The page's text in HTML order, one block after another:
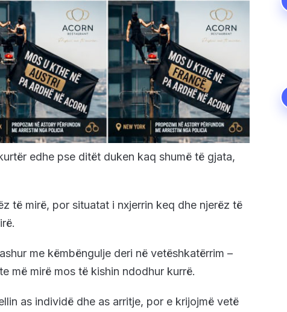
edhe pse ditët duken kaq shumë të gjata,
të mirë, por situatat i nxjerrin keq dhe njerëz të
me këmbëngulje deri në vetëshkatërrim –
më mirë mos të kishin ndodhur kurrë.
as individë dhe as arritje, por e krijojmë vetë